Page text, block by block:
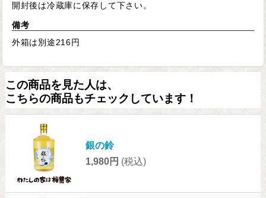
開封後は冷蔵庫に保存して下さい。
備考
外箱は別途216円
この商品を見た人は、
こちらの商品もチェックしています！
銀の鈴
1,980円 (税込)